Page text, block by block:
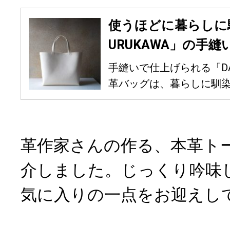
使うほどに暮らしに
URUKAWA」の手縫
手縫いで仕上げられる「
革バッグは、暮らしに馴
革作家さんの作る、本革ト
介しました。じっくり吟味
気に入りの一点をお迎えし